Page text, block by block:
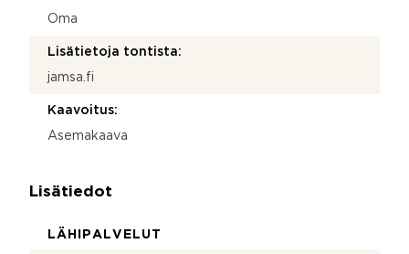
Oma
Lisätietoja tontista:
jamsa.fi
Kaavoitus:
Asemakaava
Lisätiedot
LÄHIPALVELUT